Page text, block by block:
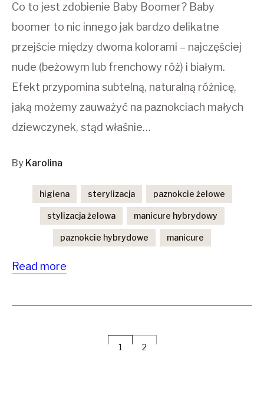
Co to jest zdobienie Baby Boomer? Baby
boomer to nic innego jak bardzo delikatne
przejście między dwoma kolorami – najczęściej
nude (beżowym lub frenchowy róż) i białym.
Efekt przypomina subtelną, naturalną różnicę,
jaką możemy zauważyć na paznokciach małych
dziewczynek, stąd właśnie…
By Karolina
higiena sterylizacja paznokcie żelowe
stylizacja żelowa manicure hybrydowy
paznokcie hybrydowe manicure
Read more
STRONICOWANIE
1 2